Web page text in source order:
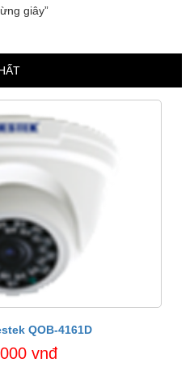
giây”
QOB-4161D
vnđ